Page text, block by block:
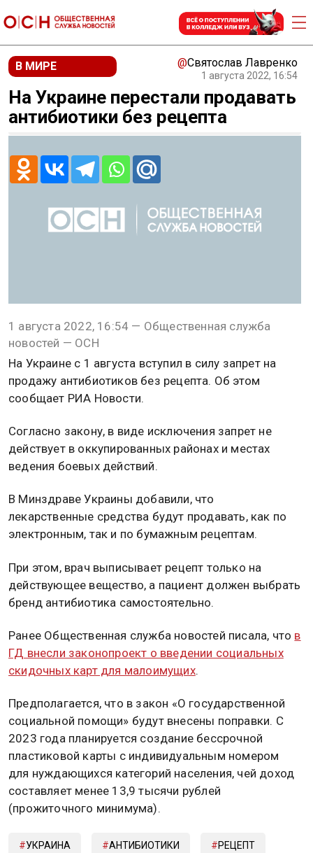
В МИРЕ @Святослав Лавренко
1 августа 2022, 16:54
На Украине перестали продавать
антибиотики без рецепта
1 августа 2022, 16:54 — Общественная служба
новостей — ОСН
На Украине с 1 августа вступил в силу запрет на
продажу антибиотиков без рецепта. Об этом
сообщает РИА Новости.
Согласно закону, в виде исключения запрет не
действует в оккупированных районах и местах
ведения боевых действий.
В Минздраве Украины добавили, что
лекарственные средства будут продавать, как по
электронным, так и по бумажным рецептам.
При этом, врач выписывает рецепт только на
действующее вещество, а пациент должен выбрать
бренд антибиотика самостоятельно.
Ранее Общественная служба новостей писала, что в
ГД внесли законопроект о введении социальных
скидочных карт для малоимущих.
Предполагается, что в закон «О государственной
социальной помощи» будут внесены поправки. С
2023 года планируется создание бессрочной
пластиковой карты с индивидуальным номером
для нуждающихся категорий населения, чей доход
составляет менее 13,9 тысячи рублей
(прожиточного минимума).
УКРАИНА АНТИБИОТИКИ РЕЦЕПТ